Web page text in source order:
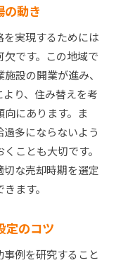
の動き
実現するためには
です。この地域で
設の開業が進み、
り、住み替えを考
にあります。ま
多にならないよう
ことも大切です。
切な売却時期を選定
ます。
定のコツ
例を研究すること